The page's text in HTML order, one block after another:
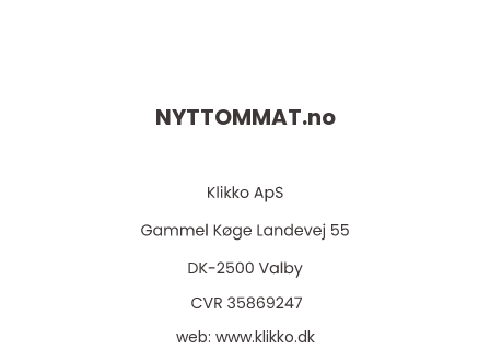
NYTTOMMAT.no
web: www.klikko.dk